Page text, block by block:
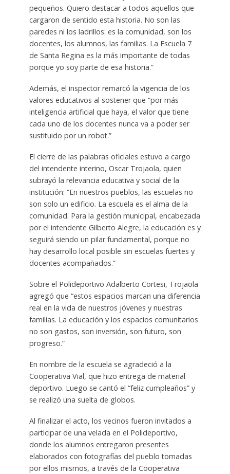
pequeños. Quiero destacar a todos aquellos que
cargaron de sentido esta historia. No son las
paredes ni los ladrillos: es la comunidad, son los
docentes, los alumnos, las familias. La Escuela 7
de Santa Regina es la más importante de todas
porque yo soy parte de esa historia.”
Además, el inspector remarcó la vigencia de los
valores educativos al sostener que “por más
inteligencia artificial que haya, el valor que tiene
cada uno de los docentes nunca va a poder ser
sustituido por un robot.”
El cierre de las palabras oficiales estuvo a cargo
del intendente interino, Oscar Trojaola, quien
subrayó la relevancia educativa y social de la
institución: “En nuestros pueblos, las escuelas no
son solo un edificio. La escuela es el alma de la
comunidad. Para la gestión municipal, encabezada
por el intendente Gilberto Alegre, la educación es y
seguirá siendo un pilar fundamental, porque no
hay desarrollo local posible sin escuelas fuertes y
docentes acompañados.”
Sobre el Polideportivo Adalberto Cortesi, Trojaola
agregó que “estos espacios marcan una diferencia
real en la vida de nuestros jóvenes y nuestras
familias. La educación y los espacios comunitarios
no son gastos, son inversión, son futuro, son
progreso.”
En nombre de la escuela se agradeció a la
Cooperativa Vial, que hizo entrega de material
deportivo. Luego se cantó el “feliz cumpleaños” y
se realizó una suelta de globos.
Al finalizar el acto, los vecinos fueron invitados a
participar de una velada en el Polideportivo,
donde los alumnos entregaron presentes
elaborados con fotografías del pueblo tomadas
por ellos mismos, a través de la Cooperativa